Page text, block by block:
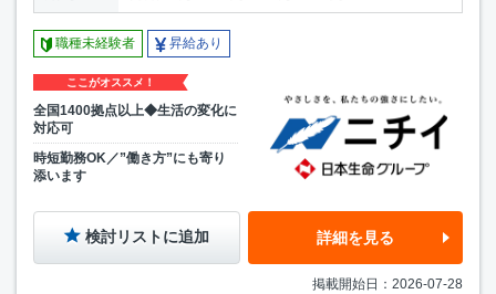
職種未経験者 昇給あり
ここがオススメ！
全国1400拠点以上◆生活の変化に
対応可
時短勤務OK／”働き方”にも寄り
添います
検討リストに追加 詳細を見る
掲載開始日：2026-07-28